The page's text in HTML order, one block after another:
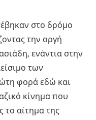
στο δρόμο
την οργή
ενάντια στην
των
φορά εδώ και
κίνημα που
το αίτημα της